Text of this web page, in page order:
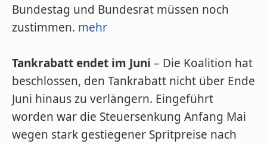
Bundestag und Bundesrat müssen noch
zustimmen. mehr
Tankrabatt endet im Juni – Die Koalition hat
beschlossen, den Tankrabatt nicht über Ende
Juni hinaus zu verlängern. Eingeführt
worden war die Steuersenkung Anfang Mai
wegen stark gestiegener Spritpreise nach